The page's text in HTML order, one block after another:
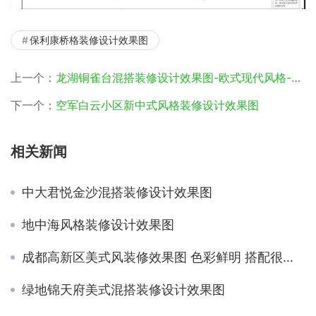
保利康桥格装修设计效果图
上一个： 龙湖铜雀台混搭装修设计效果图-欧式现代风格-三居室装修
下一个： 空军白云小区新中式风格装修设计效果图
相关新闻
中大君悦金沙混搭装修设计效果图
地中海风格装修设计效果图
成都高新区美式风装修效果图 色彩鲜明 搭配很舒服
绿地锦天府美式混搭装修设计效果图